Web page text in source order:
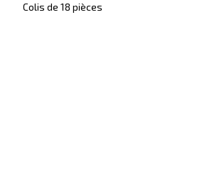
Colis de 18 pièces